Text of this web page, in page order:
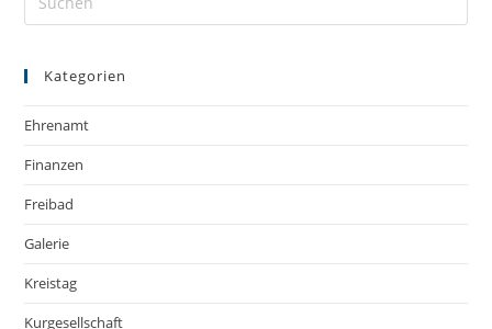
Kategorien
Ehrenamt
Finanzen
Freibad
Galerie
Kreistag
Kurgesellschaft